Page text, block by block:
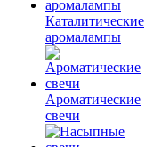
Каталитические
аромалампы
Ароматические
свечи